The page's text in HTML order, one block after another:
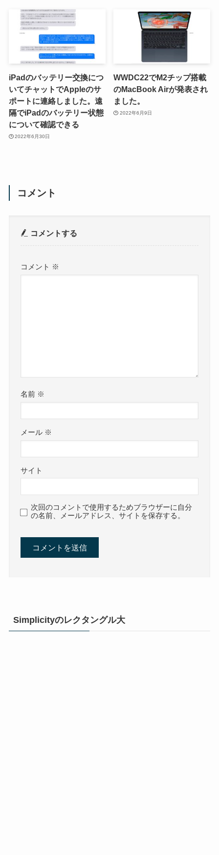
iPadのバッテリー交換につ
いてチャットでAppleのサ
ポートに連絡しました。遠
隔でiPadのバッテリー状態
について確認できる
2022年6月30日
WWDC22でM2チップ搭載
のMacBook Airが発表され
ました。
2022年6月9日
コメント
コメントする
コメント ※
名前 ※
メール ※
サイト
次回のコメントで使用するためブラウザーに自分
の名前、メールアドレス、サイトを保存する。
Simplicityのレクタングル大